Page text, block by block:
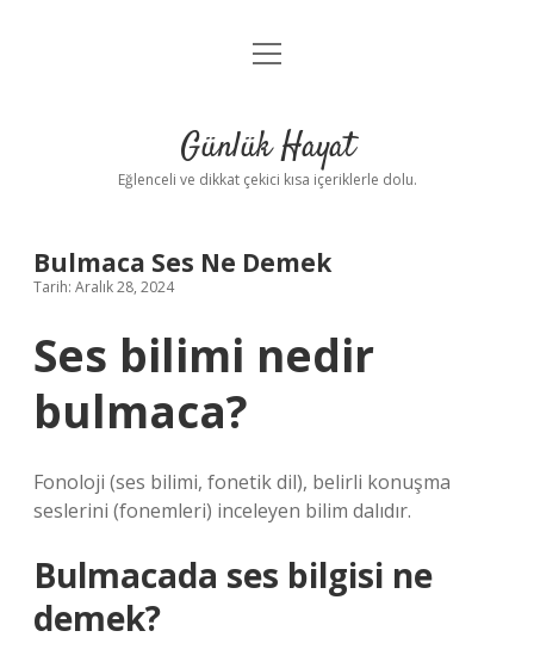
Anasayfa
Yasal Uyarı
menüyü
Günlük Hayat
Eğlenceli ve dikkat çekici kısa içeriklerle dolu.
Bulmaca Ses Ne Demek
Tarih: Aralık 28, 2024
Ses bilimi nedir
bulmaca?
Fonoloji (ses bilimi, fonetik dil), belirli konuşma
seslerini (fonemleri) inceleyen bilim dalıdır.
Bulmacada ses bilgisi ne
demek?